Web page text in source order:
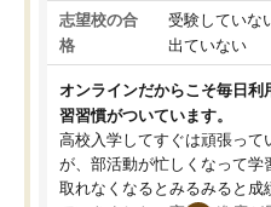
志望校の合
格
受験していな
出ていない
オンラインだからこそ毎日利
習習慣がついています。
高校入学してすぐは頑張って
が、部活動が忙しくなって学
取れなくなるとみるみると成